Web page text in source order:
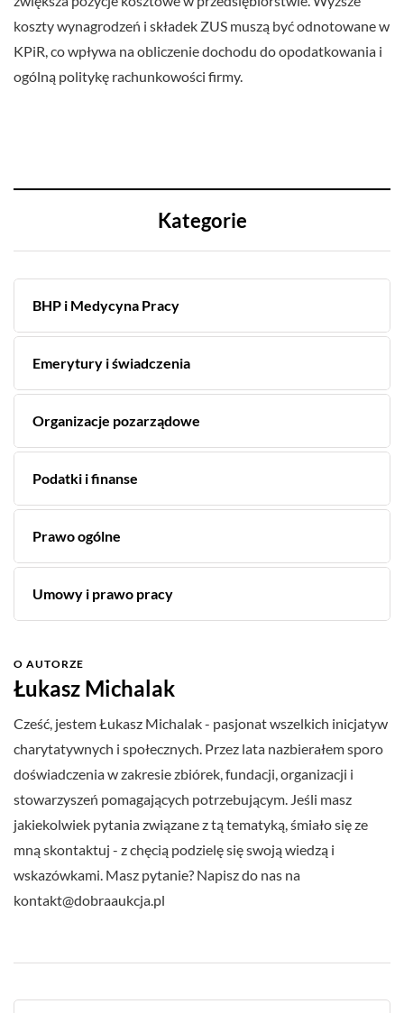
koszty wynagrodzeń i składek ZUS muszą być odnotowane w
KPiR, co wpływa na obliczenie dochodu do opodatkowania i
ogólną politykę rachunkowości firmy.
Kategorie
BHP i Medycyna Pracy
Emerytury i świadczenia
Organizacje pozarządowe
Podatki i finanse
Prawo ogólne
Umowy i prawo pracy
O AUTORZE
Łukasz Michalak
Cześć, jestem Łukasz Michalak - pasjonat wszelkich inicjatyw
charytatywnych i społecznych. Przez lata nazbierałem sporo
doświadczenia w zakresie zbiórek, fundacji, organizacji i
stowarzyszeń pomagających potrzebującym. Jeśli masz
jakiekolwiek pytania związane z tą tematyką, śmiało się ze
mną skontaktuj - z chęcią podzielę się swoją wiedzą i
wskazówkami. Masz pytanie? Napisz do nas na
kontakt@dobraaukcja.pl